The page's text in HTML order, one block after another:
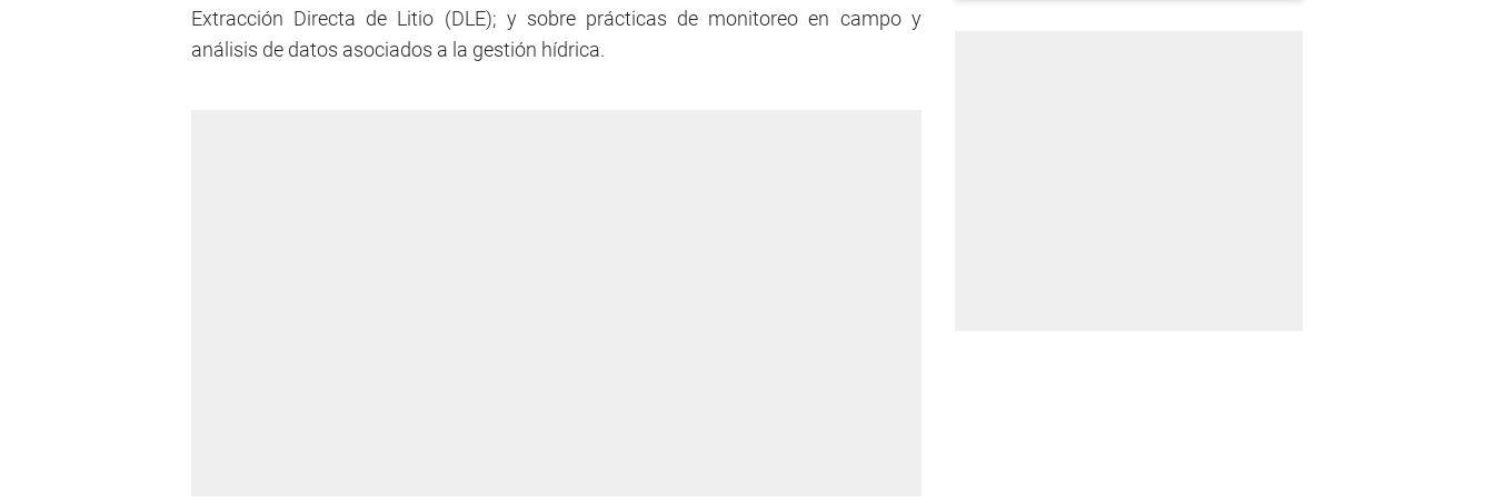
Extracción Directa de Litio (DLE); y sobre prácticas de monitoreo en campo y
análisis de datos asociados a la gestión hídrica.